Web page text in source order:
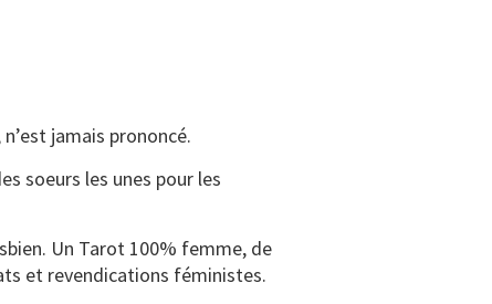
jamais prononcé.
soeurs les unes pour les
Un Tarot 100% femme, de
et revendications féministes.